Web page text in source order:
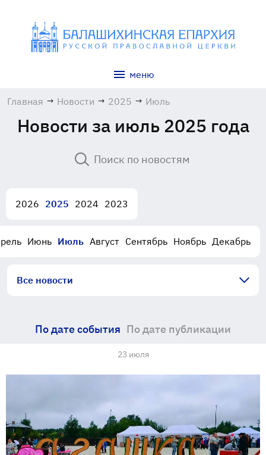
меню
Главная → Новости → 2025 → Июль
Новости за июль 2025 года
2026 2025 2024 2023
Июнь Июль Август Сентябрь Ноябрь Декабрь
Все новости
По дате события По дате публикации
23 июля